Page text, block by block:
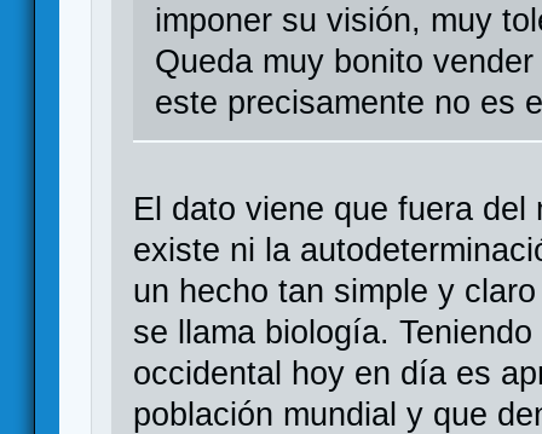
imponer su visión, muy
Queda muy bonito
este precisamente no es
El dato viene que fuera
existe ni la
un hecho tan simple y
se llama biología.
occidental hoy en día es
población mundial y que